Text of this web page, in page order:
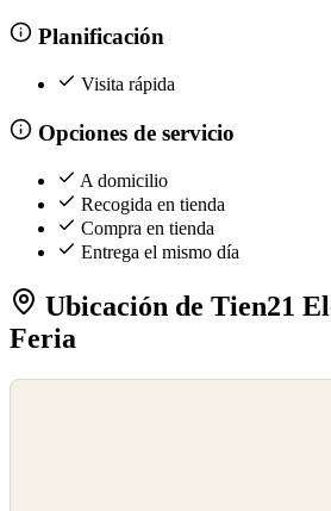
Planificación
Visita rápida
Opciones de servicio
A domicilio
Recogida en tienda
Compra en tienda
Entrega el mismo día
Ubicación de Tien21
Feria